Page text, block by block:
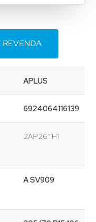
REVENDA
APLUS
6924064116139
2AP2611H1
A SV909